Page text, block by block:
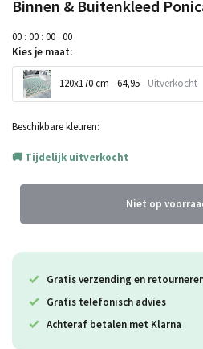
Binnen & Buitenkleed
00 : 00 : 00 : 00
Kies je maat:
120x170 cm - 64,95- Uitverkocht
Beschikbare kleuren:
Tijdelijk uitverkocht
Niet op
Gratis verzending en
Gratis telefonisch advies
Achteraf betalen met Klarna